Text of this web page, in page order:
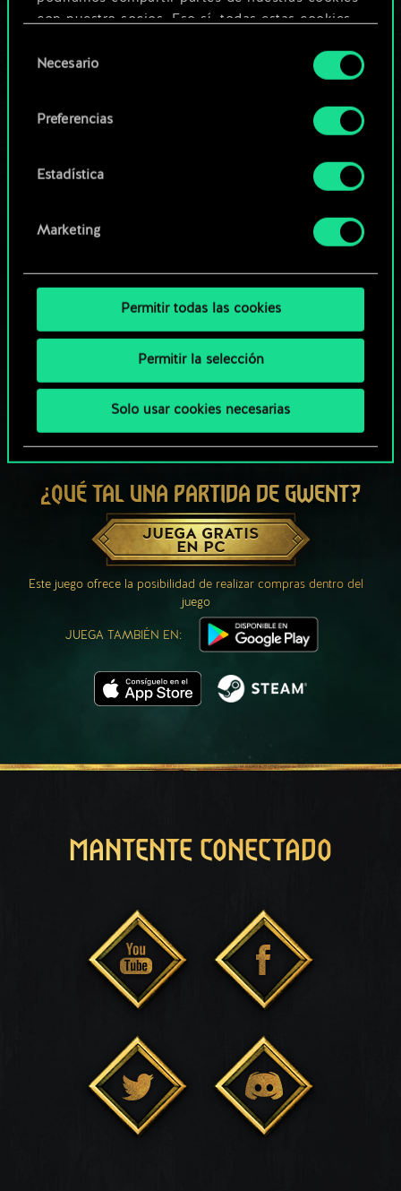
con nuestro socios. Eso sí, todas estas cookies
Encontrarás todos los detalles sobre nuestro uso
preferencias al respecto en el menú «Ajustes» de
deNecesario
Preferencias
Estadística
Marketing
Permitir todas las cookies
Permitir la selección
Solo usar cookies necesarias
Editar baraja
Explorar las barajas de la
¿QUÉ TAL UNA PARTIDA DE GWENT?
JUEGA GRATIS
EN PC
Este juego ofrece la posibilidad de realizar compras dentro del
juego
JUEGA TAMBIÉN EN:
MANTENTE CONECTADO